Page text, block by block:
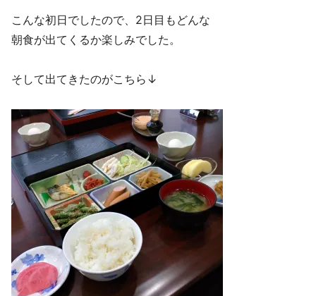
こんな初日でしたので、2日目もどんな
朝食が出てくるか楽しみでした。
そして出てきたのがこちら↓